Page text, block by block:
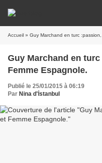
Accueil » Guy Marchand en turc
Guy Marchand en
Femme Espagnole.
Publié le 25/01/2015 à 06:19
Par Nina d'İstanbul